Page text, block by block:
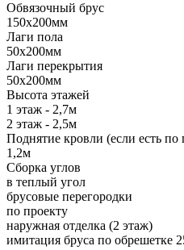
Обвязочный брус
150х200мм
Лаги пола
50х200мм
Лаги перекрытия
50х200мм
Высота этажей
1 этаж - 2,7м
2 этаж - 2,5м
Поднятие кровли (если есть по
1,2м
Сборка углов
в теплый угол
брусовые перегородки
по проекту
наружная отделка (2 этаж)
имитация бруса по обрешетке